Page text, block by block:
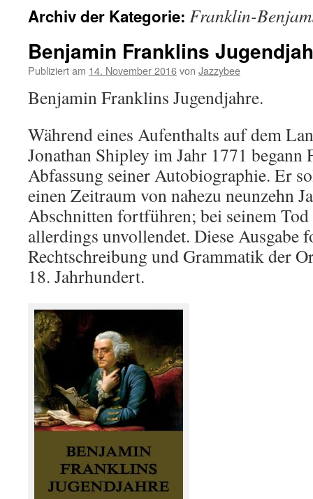
Archiv der Kategorie: Franklin-
Benjamin Franklins
Publiziert am 14. November 2016von Jazzybee
Benjamin Franklins Jugendjahre.
Während eines Aufenthalts auf dem
Jonathan Shipley im Jahr 1771
Abfassung seiner Autobiographie. Er
einen Zeitraum von nahezu neunzehn
Abschnitten fortführen; bei seinem Tod
allerdings unvollendet. Diese Ausgabe
Rechtschreibung und Grammatik der
18. Jahrhundert.